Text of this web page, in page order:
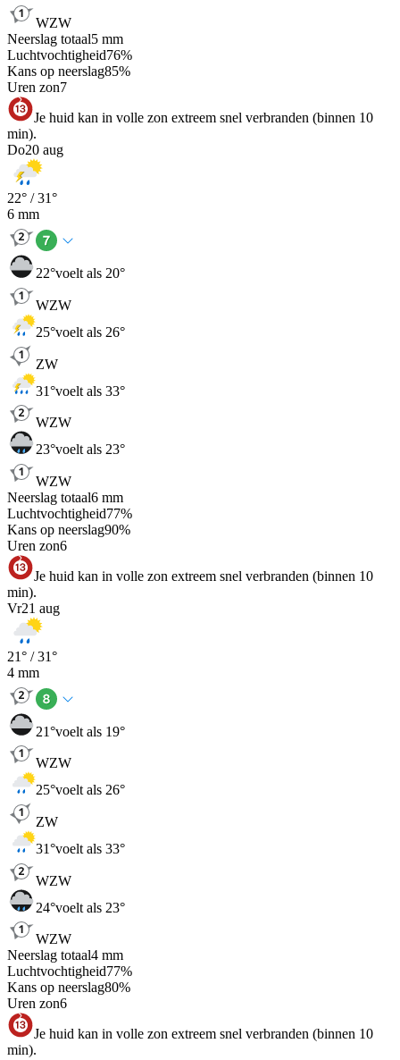
WZW
Neerslag totaal5 mm
Luchtvochtigheid76%
Kans op neerslag85%
Uren zon7
Je huid kan in volle zon extreem snel verbranden (binnen 10
min).
Do20 aug
22° /31°
6 mm
22°voelt als 20°
WZW
25°voelt als 26°
ZW
31°voelt als 33°
WZW
23°voelt als 23°
WZW
Neerslag totaal6 mm
Luchtvochtigheid77%
Kans op neerslag90%
Uren zon6
Je huid kan in volle zon extreem snel verbranden (binnen 10
min).
Vr21 aug
21° /31°
4 mm
21°voelt als 19°
WZW
25°voelt als 26°
ZW
31°voelt als 33°
WZW
24°voelt als 23°
WZW
Neerslag totaal4 mm
Luchtvochtigheid77%
Kans op neerslag80%
Uren zon6
Je huid kan in volle zon extreem snel verbranden (binnen 10
min).